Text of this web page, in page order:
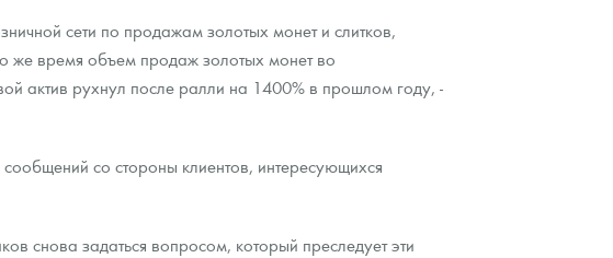
сети по продажам золотых монет и слитков,
же время объем продаж золотых монет во
актив рухнул после ралли на 1400% в прошлом году, -
со стороны клиентов, интересующихся
снова задаться вопросом, который преследует эти